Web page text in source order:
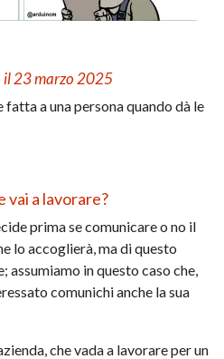
il 23 marzo 2025
fatta a una persona quando dà le
vai a lavorare?
prima se comunicare o no il
lo accoglierà, ma di questo
in questo caso che,
comunichi anche la sua
che vada a lavorare per un